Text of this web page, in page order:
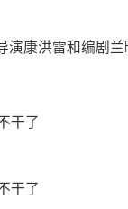
康洪雷和编剧